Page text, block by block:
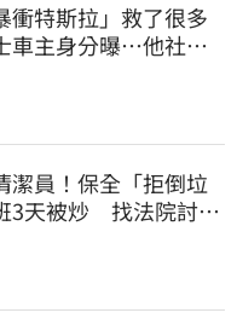
衝特斯拉」救了很多
車主身分曝…他社群
潔員！保全「拒倒垃
3天被炒 找法院討公